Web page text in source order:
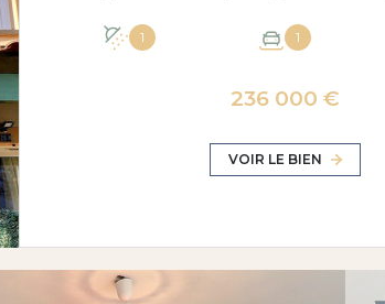
1 1
236 000 €
VOIR LE BIEN